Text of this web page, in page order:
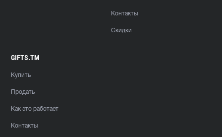
Контакты
Скидки
GIFTS.TM
Купить
Продать
Как это работает
Контакты